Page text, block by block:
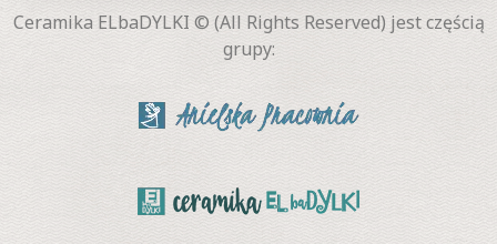
Ceramika ELbaDYLKI © (All Rights Reserved) jest częścią
grupy: